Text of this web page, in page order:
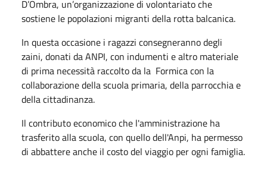
D’Ombra, un’organizzazione di volontariato che
sostiene le popolazioni migranti della rotta balcanica.
In questa occasione i ragazzi consegneranno degli
zaini, donati da ANPI, con indumenti e altro materiale
di prima necessità raccolto da la Formica con la
collaborazione della scuola primaria, della parrocchia e
della cittadinanza.
Il contributo economico che l'amministrazione ha
trasferito alla scuola, con quello dell'Anpi, ha permesso
di abbattere anche il costo del viaggio per ogni famiglia.